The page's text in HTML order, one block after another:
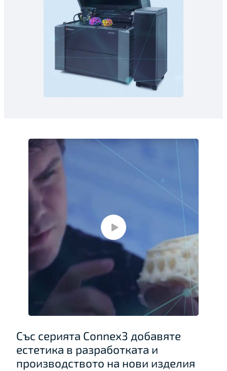
Със серията Connex3 добавяте
естетика в разработката и
производството на нови изделия